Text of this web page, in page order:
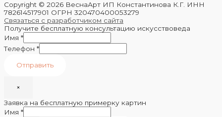
Copyright © 2026 ВеснаАрт ИП Константинова К.Г. ИНН
782614517901 ОГРН 320470400053279
Связаться с разработчиком сайта
Получите бесплатную консультацию искусствоведа
Имя *
Телефон *
Отправить
×
Заявка на бесплатную примерку картин
Имя *